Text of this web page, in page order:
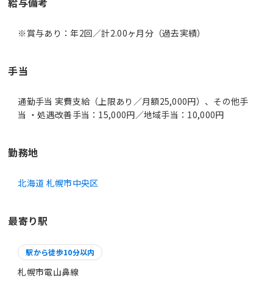
※賞与あり：年2回／計2.00ヶ月分（過去実績）
手当
通勤手当 実費支給（上限あり／月額25,000円）、その他手
当 ・処遇改善手当：15,000円／地域手当：10,000円
勤務地
北海道 札幌市中央区
最寄り駅
駅から徒歩10分以内
札幌市電山鼻線